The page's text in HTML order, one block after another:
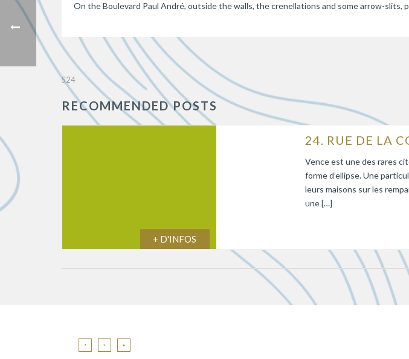
On the Boulevard Paul André, outside the walls, the crenellations and some arrow-slits,
S24
RECOMMENDED POSTS
+ D'INFOS
24. RUE DE LA
Vence est une des rares
forme d’ellipse. Une
leurs maisons sur les
une […]